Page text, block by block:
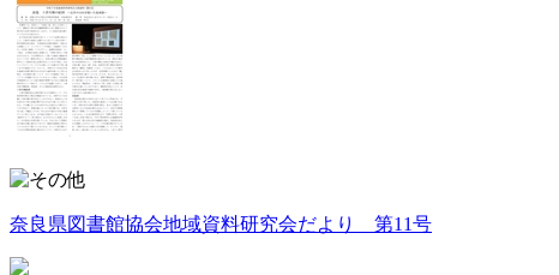
奈良県図書館協会地域資料研究会だより 第11号